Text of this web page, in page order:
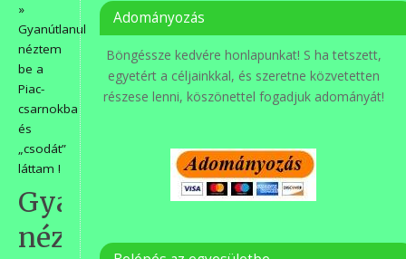
»
Gyanútlanul
néztem
be a
Piac-
csarnokba
és
„csodát”
láttam !
Gyanútlanul
néztem
Adományozás
Böngéssze kedvére honlapunkat! S ha tetszett,
egyetért a céljainkkal, és szeretne közvetetten
részese lenni, köszönettel fogadjuk adományát!